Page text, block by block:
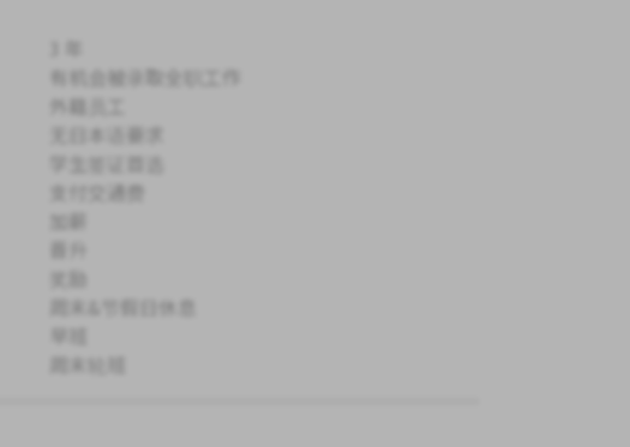
3 年
有机会被录取全职工作
外籍员工
无日本语要求
学生签证首选
支付交通费
加薪
奖励
周末&节假日休息
周末轮班